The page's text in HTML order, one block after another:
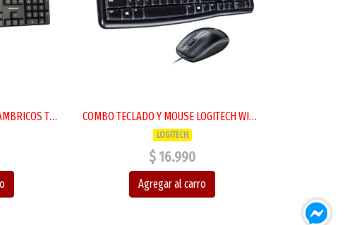
KIT TECLADO Y MOUSE INALAMBRICOS TECNOLAB TL645 COMBO TECLADO Y MOUSE LOGITECH WIRED MK120
LOGITECH
$ 16.990
Agregar al carro